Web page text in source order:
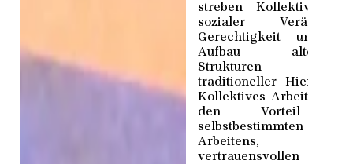
streben Kollektive
sozialer
Gerechtigkeit und
Aufbau
Strukturen
traditioneller
Kollektives Arbeiten
den Vorteil
selbstbestimmten
Arbeitens,
vertrauensvollen